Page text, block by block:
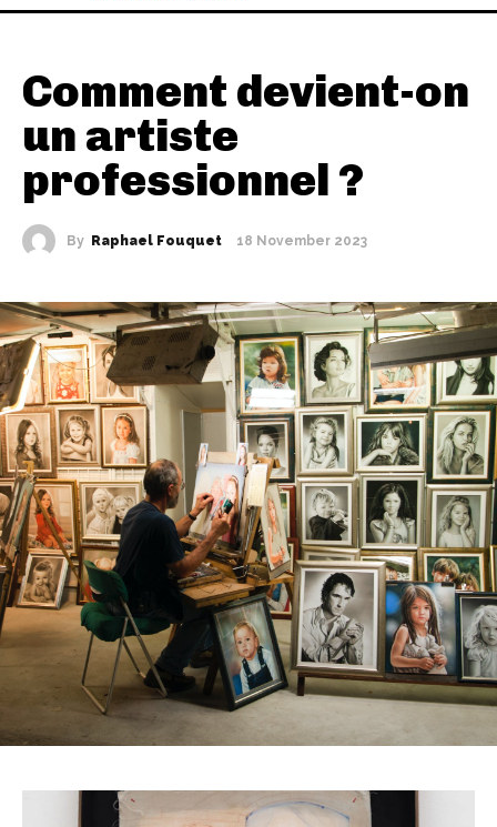
Comment devient-on
un artiste
professionnel ?
By Raphael Fouquet 18 November 2023